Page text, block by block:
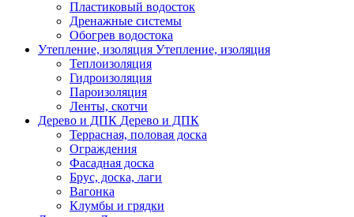
Пластиковый водосток
Дренажные системы
Обогрев водостока
Утепление, изоляция Утепление, изоляция
Теплоизоляция
Гидроизоляция
Пароизоляция
Ленты, скотчи
Дерево и ДПК Дерево и ДПК
Террасная, половая доска
Ограждения
Фасадная доска
Брус, доска, лаги
Вагонка
Клумбы и грядки